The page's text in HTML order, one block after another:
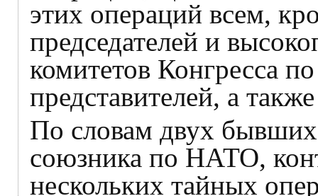
этих операций всем,
председателей и
комитетов Конгресса
представителей, а
По словам двух
союзника по НАТО,
нескольких тайных